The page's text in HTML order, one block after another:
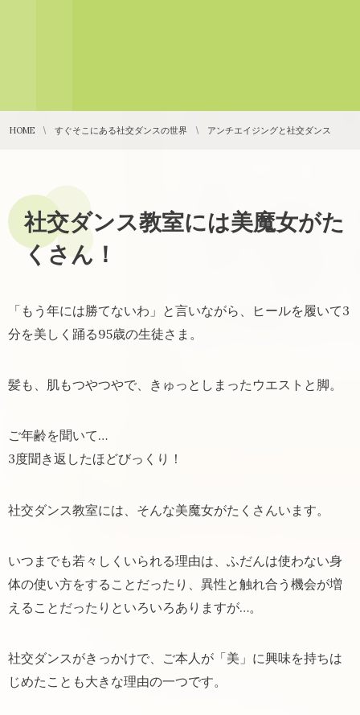
HOME すぐそこにある社交ダンスの世界 アンチエイジングと社交ダンス
社交ダンス教室には美魔女がた
くさん！
「もう年には勝てないわ」と言いながら、ヒールを履いて3
分を美しく踊る95歳の生徒さま。
髪も、肌もつやつやで、きゅっとしまったウエストと脚。
ご年齢を聞いて…
3度聞き返したほどびっくり！
社交ダンス教室には、そんな美魔女がたくさんいます。
いつまでも若々しくいられる理由は、ふだんは使わない身
体の使い方をすることだったり、異性と触れ合う機会が増
えることだったりといろいろありますが…。
社交ダンスがきっかけで、ご本人が「美」に興味を持ちは
じめたことも大きな理由の一つです。